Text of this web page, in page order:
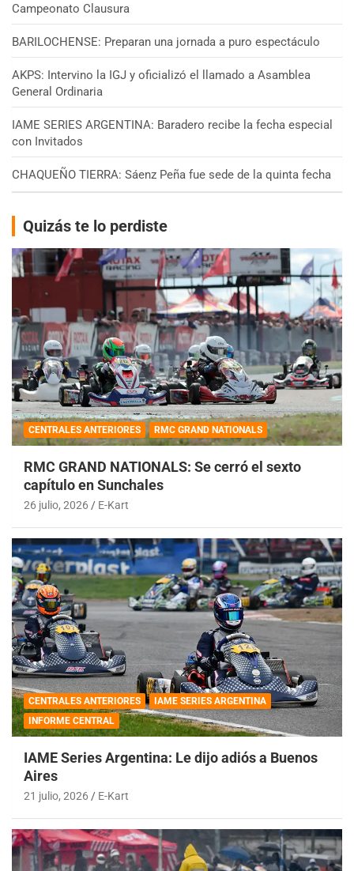
Campeonato Clausura
BARILOCHENSE: Preparan una jornada a puro espectáculo
AKPS: Intervino la IGJ y oficializó el llamado a Asamblea
General Ordinaria
IAME SERIES ARGENTINA: Baradero recibe la fecha especial
con Invitados
CHAQUEÑO TIERRA: Sáenz Peña fue sede de la quinta fecha
Quizás te lo perdiste
CENTRALES ANTERIORES RMC GRAND NATIONALS
RMC GRAND NATIONALS: Se cerró el sexto
capítulo en Sunchales
26 julio, 2026 E-Kart
CENTRALES ANTERIORES
IAME SERIES ARGENTINA
INFORME CENTRAL
IAME Series Argentina: Le dijo adiós a Buenos
Aires
21 julio, 2026 E-Kart